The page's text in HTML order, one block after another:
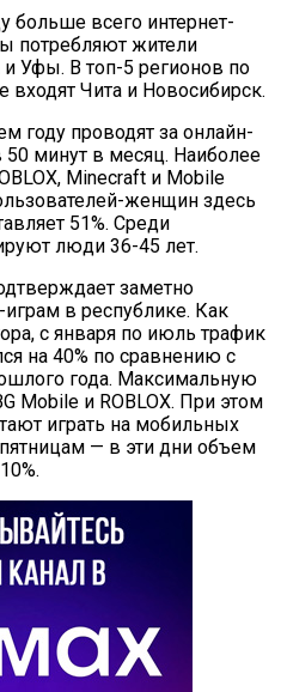
больше всего интернет-
потребляют жители
Уфы. В топ-5 регионов по
входят Чита и Новосибирск.
году проводят за онлайн-
минут в месяц. Наиболее
Minecraft и Mobile
женщин здесь
51%. Среди
люди 36-45 лет.
заметно
в республике. Как
с января по июль трафик
на 40% по сравнению с
года. Максимальную
Mobile и ROBLOX. При этом
играть на мобильных
— в эти дни объем